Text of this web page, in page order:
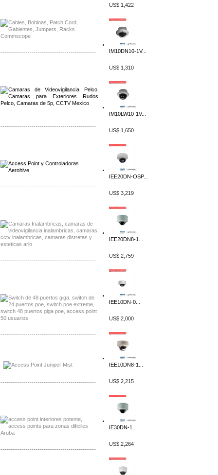
-------------------------------------------------
-------------------------------------------------
-------------------------------------------------
-------------------------------------------------
-------------------------------------------------
-------------------------------------------------
-------------------------------------------------
US$ 1,422
IM10DN10-1V...
US$ 1,310
IM10LW10-1V...
US$ 1,650
IEE20DN-OSP...
US$ 3,219
IEE20DN8-1...
US$ 2,759
IEE10DN-0...
US$ 2,000
IEE10DN8-1...
US$ 2,215
IE30DN-1...
US$ 2,264